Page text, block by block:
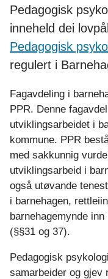
l
Pedagogisk
inneheld dei
Pedagogisk
regulert i
Fagavdeling i
PPR. Denne
utviklingsarbeidet i
kommune. PPR
med sakkunnig
utviklingsarbeid i
også utøvande
i barnehagen,
barnehagemynde
(§§31 og 37).
Pedagogisk
samarbeider og gjev